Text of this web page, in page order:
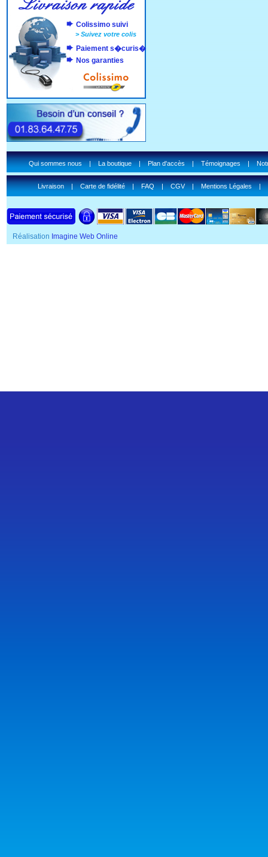
Colissimo suivi
>Suivez votre colis
Paiement s�curis�
Nos garanties
Qui sommes nous|La boutique|Plan d'accès|Témoignages|
Livraison|Carte de fidélité|FAQ|CGV|Mentions Légales|
Réalisation Imagine Web Online